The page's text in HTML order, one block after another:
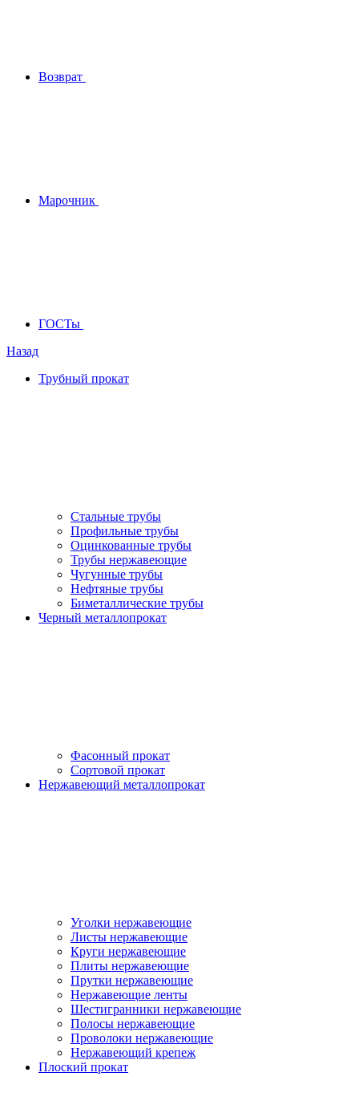
Возврат
Марочник
ГОСТы
Назад
Трубный прокат
Стальные трубы
Профильные трубы
Оцинкованные трубы
Трубы нержавеющие
Чугунные трубы
Нефтяные трубы
Биметаллические трубы
Черный металлопрокат
Фасонный прокат
Сортовой прокат
Нержавеющий металлопрокат
Уголки нержавеющие
Листы нержавеющие
Круги нержавеющие
Плиты нержавеющие
Прутки нержавеющие
Нержавеющие ленты
Шестигранники нержавеющие
Полосы нержавеющие
Проволоки нержавеющие
Нержавеющий крепеж
Плоский прокат